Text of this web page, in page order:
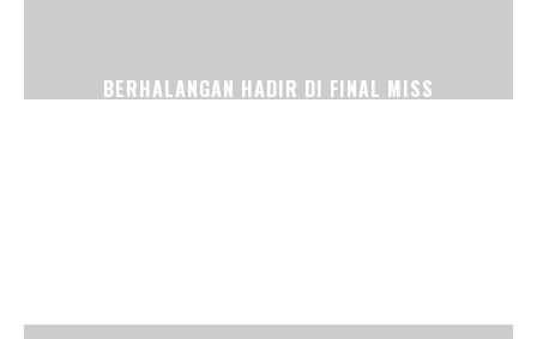
BERHALANGAN HADIR DI FINAL MISS